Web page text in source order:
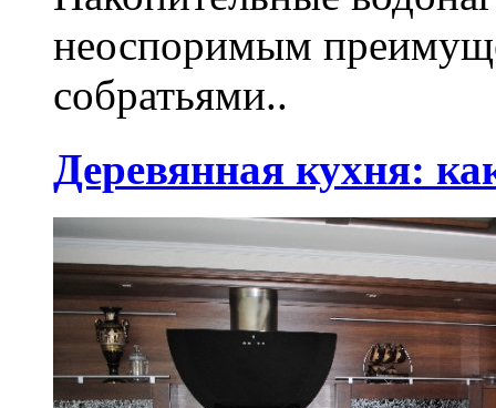
неоспоримым
собратьями..
Деревянная кухня: